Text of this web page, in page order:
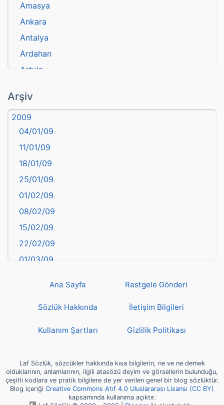
Amasya
Ankara
Antalya
Ardahan
Artvin
Aydın
Balıkesir
Bartın
başkentler
Batman
Bayburt
Bilecik
Bingöl
Bitlis
Bolu
Burdur
Çankırı
Çorum
deyim
Diyarbakır
Dünya Haritasında Türkiye
Arşiv
2009
04/01/09
11/01/09
18/01/09
25/01/09
01/02/09
08/02/09
15/02/09
22/02/09
01/03/09
22/03/09
19/04/09
26/04/09
Ana Sayfa Rastgele Gönderi
Sözlük Hakkında İletişim Bilgileri
Kullanım Şartları Gizlilik Politikası
Laf Sözlük, sözcükler hakkında kısa bilgilerin, ne ve ne demek
olduklarının, anlamlarının, ilgili atasözü deyim ve görsellerin bulunduğu,
çeşitli kodlara ve pratik bilgilere de yer verilen genel bir blog sözlüktür.
Blog içeriği Creative Commons Atıf 4.0 Uluslararası Lisansı (CC BY)
kapsamında kullanıma açıktır.